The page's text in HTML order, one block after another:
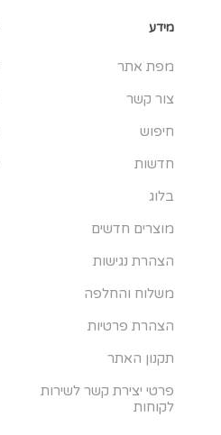
מידע
מפת אתר
צור קשר
חיפוש
חדשות
בלוג
מוצרים חדשים
הצהרת נגישות
משלוח והחלפה
הצהרת פרטיות
תקנון האתר
פרטי יצירת קשר לשירות
לקוחות